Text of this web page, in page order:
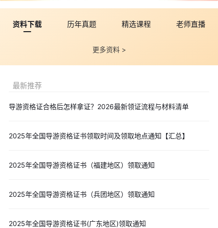
黄
黄冈市黄州区东门路
151号黄冈市文化和旅游局
0713-
8395879
州文化和旅游局314室
详细介绍，更多导游证备考资料、历年真题、模拟试题等备考资
>>导游资格考试历年真题汇总（2022-2025）
>>免费下载-导游服务规范知识汇总.pdf
>>导游资格考试《地方导游基础知识》模拟试题一.pdf
资料下载 历年真题 精选课程 老师直播
更多资料 >
最新推荐
导游资格证合格后怎样拿证？2026最新领证流程与材料清单
2025年全国导游资格证书领取时间及领取地点通知【汇总】
2025年全国导游资格证书（福建地区）领取通知
2025年全国导游资格证书（兵团地区）领取通知
2025年全国导游资格证书(广东地区)领取通知